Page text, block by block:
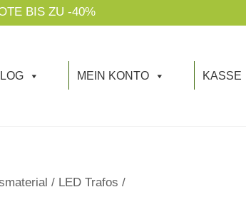
BIS ZU -40%
MEIN KONTO KASSE
/ LED Trafos /